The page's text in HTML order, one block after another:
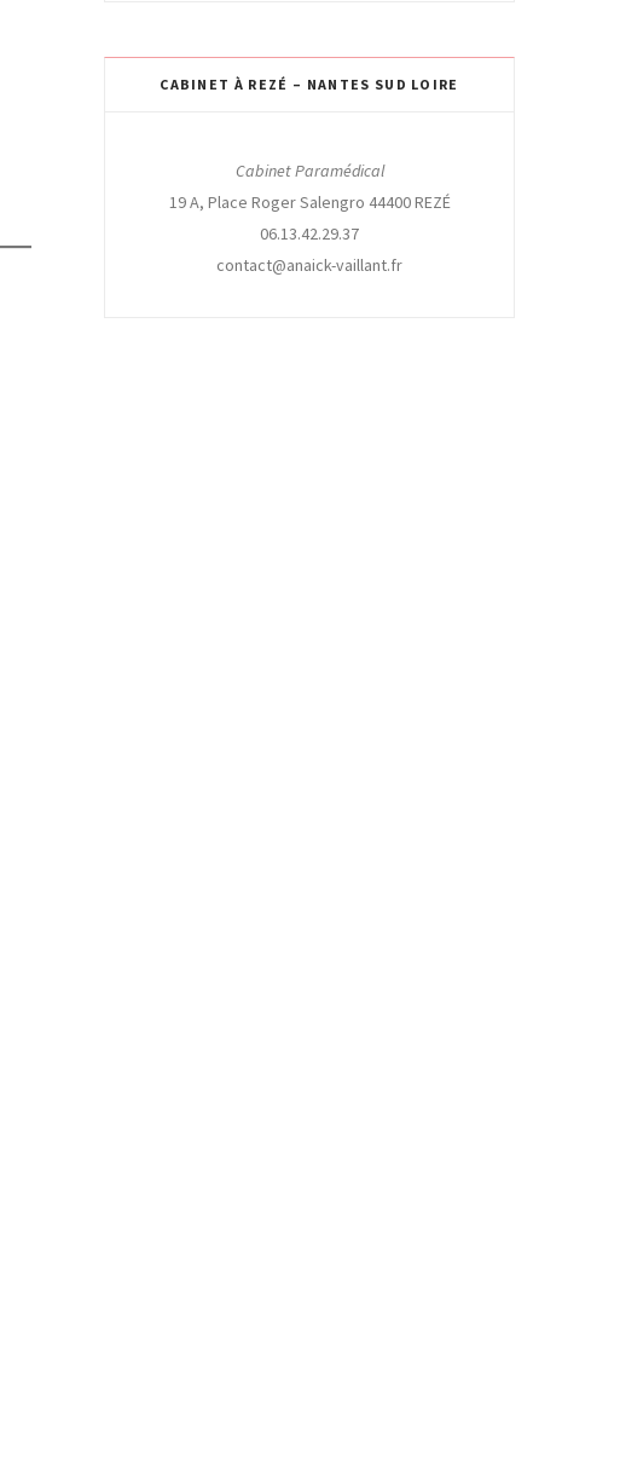
CABINET À REZÉ – NANTES SUD LOIRE
Cabinet Paramédical
19 A, Place Roger Salengro 44400 REZÉ
06.13.42.29.37
contact@anaick-vaillant.fr